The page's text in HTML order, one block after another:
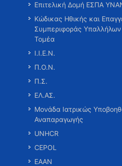
Επιτελική Δομή ΕΣΠΑ
Κώδικας Ηθικής και
Συμπεριφοράς Υπαλλήλων
Τομέα
Ι.Ι.Ε.Ν.
Π.Ο.Ν.
Π.Σ.
ΕΛ.ΑΣ.
Μονάδα Ιατρικώς
Αναπαραγωγής
UNHCR
CEPOL
ΕΑΑΝ